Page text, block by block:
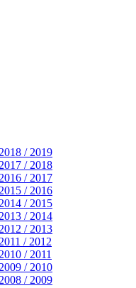
/ 2019
/ 2018
/ 2017
/ 2016
/ 2015
/ 2014
/ 2013
/ 2012
/ 2011
/ 2010
/ 2009